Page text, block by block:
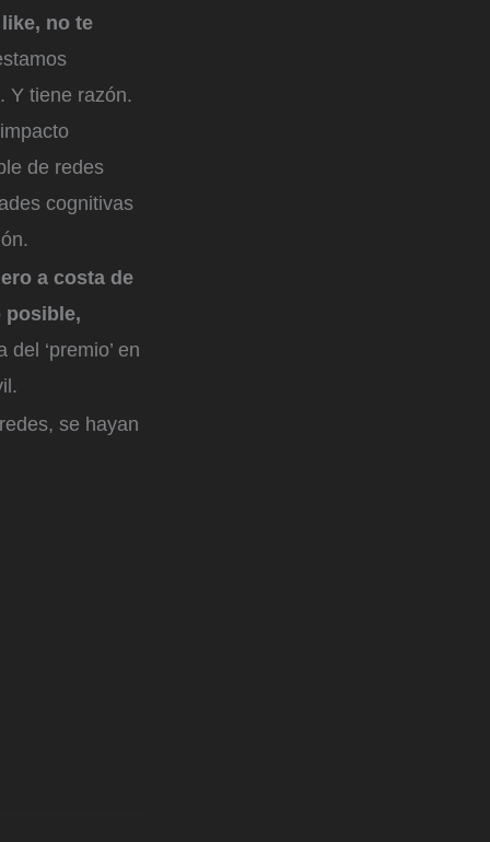
no te
Y tiene razón.
de redes
cognitivas
a costa de
posible,
‘premio’ en
se hayan